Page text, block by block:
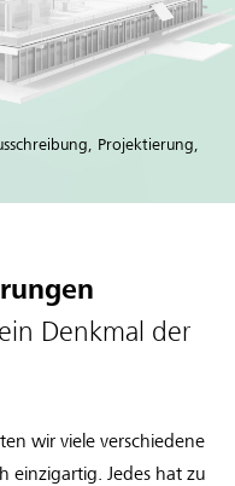
Projektierung,
Denkmal der
wir viele verschiedene
einzigartig. Jedes hat zu